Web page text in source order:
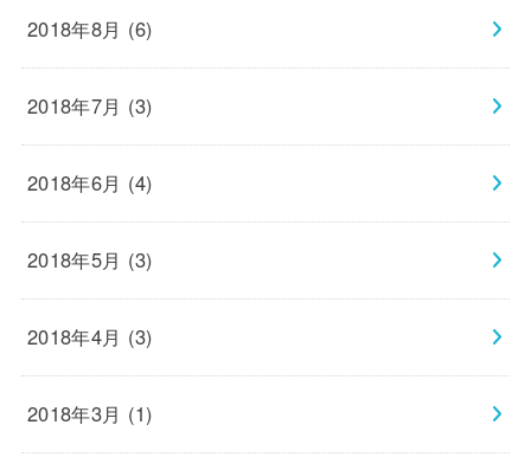
2018年8月 (6)
2018年7月 (3)
2018年6月 (4)
2018年5月 (3)
2018年4月 (3)
2018年3月 (1)